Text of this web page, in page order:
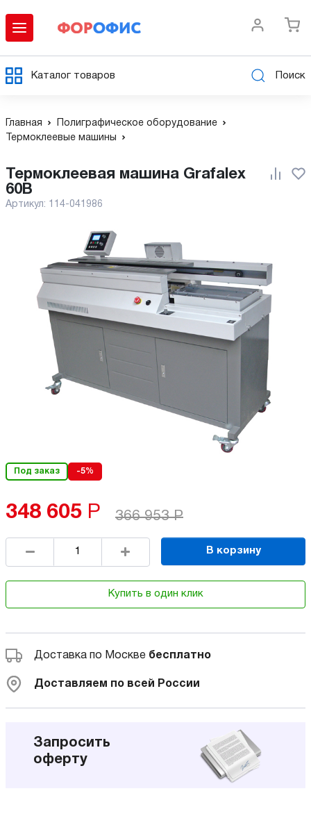
Каталог товаров Поиск
Главная
Полиграфическое оборудование
Термоклеевые машины
60B
Артикул: 114-041986
Под заказ -5%
348 605 Р 366 953 Р
В корзину
Купить в один клик
Доставка по Москве бесплатно
Доставляем по всей России
Запросить
оферту